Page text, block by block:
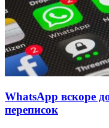
WhatsApp вскоре
переписок